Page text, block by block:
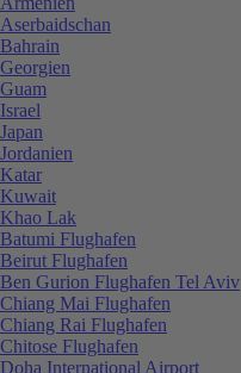
Aserbaidschan
Bahrain
Georgien
Guam
Israel
Japan
Jordanien
Katar
Kuwait
Khao Lak
Batumi Flughafen
Beirut Flughafen
Ben Gurion Flughafen Tel Aviv
Chiang Mai Flughafen
Chiang Rai Flughafen
Chitose Flughafen
Doha International Airport